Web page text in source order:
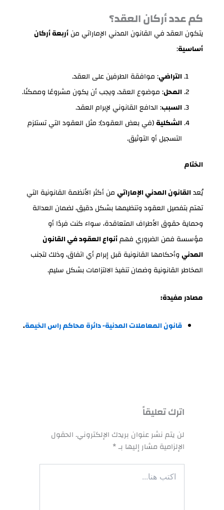
كم عدد أركان العقد؟
يتكون العقد في القانون المدني الإماراتي منأربعة أركان
أساسية:
التراضي: موافقة الطرفين على العقد.
المحل: موضوع العقد، ويجب أن يكون مشروعًا وممكنًا.
السبب: الدافع القانوني لإبرام العقد.
الشكلية(في بعض العقود): مثل العقود التي تستلزم
التسجيل أو التوثيق.
الختام
يُعدالقانون المدني الإماراتيمن أكثر الأنظمة القانونية التي
تهتم بتفصيل العقود وتنظيمها بشكل دقيق، لضمان العدالة
وحماية حقوق الأطراف المتعاقدة، سواء كنت فردًا أو
مؤسسة فمن الضروري فهمأنواع العقود في القانون
المدنيوأحكامها القانونية قبل إبرام أي اتفاق، وذلك لتجنب
المخاطر القانونية وضمان تنفيذ الالتزامات بشكل سليم.
مصادر مفيدة:
قانون المعاملات المدنية- دائرة محاكم راس الخيمة.
اترك تعليقاً
لن يتم نشر عنوان بريدك الإلكتروني.الحقول
الإلزامية مشار إليها بـ*
اكتب
هنا...